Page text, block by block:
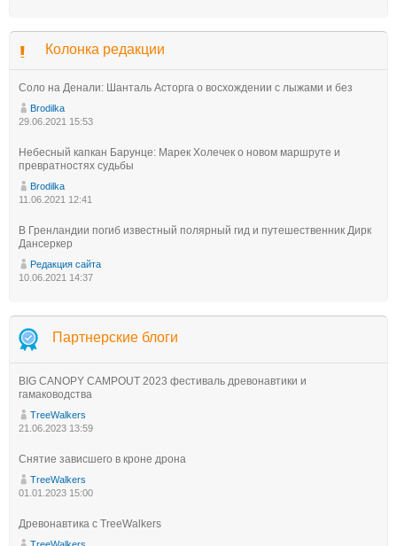
Колонка редакции
Соло на Денали: Шанталь Асторга о восхождении с лыжами и без
Brodilka
29.06.2021 15:53
Небесный капкан Барунце: Марек Холечек о новом маршруте и
превратностях судьбы
Brodilka
11.06.2021 12:41
В Гренландии погиб известный полярный гид и путешественник Дирк
Дансеркер
Редакция сайта
10.06.2021 14:37
Партнерские блоги
BIG CANOPY CAMPOUT 2023 фестиваль древонавтики и
гамаководства
TreeWalkers
21.06.2023 13:59
Снятие зависшего в кроне дрона
TreeWalkers
01.01.2023 15:00
Древонавтика с TreeWalkers